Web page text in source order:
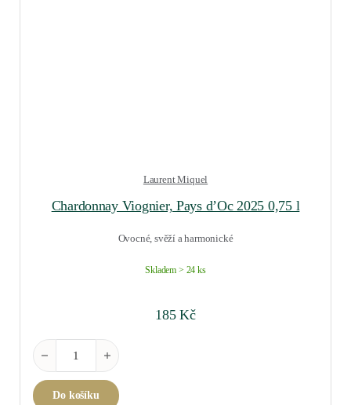
Laurent Miquel
Chardonnay Viognier, Pays d’Oc 2025 0,75 l
Ovocné, svěží a harmonické
Skladem > 24 ks
185Kč
Chardonnay Viognier, Pays d'Oc 2025 0,75 l množství
Do košíku